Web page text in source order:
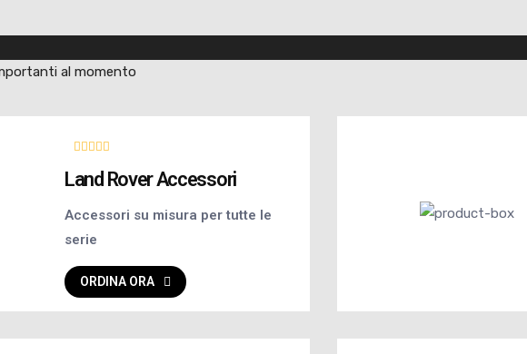
al momento
Land Rover Accessori
Accessori su misura per tutte le
serie
ORDINA ORA